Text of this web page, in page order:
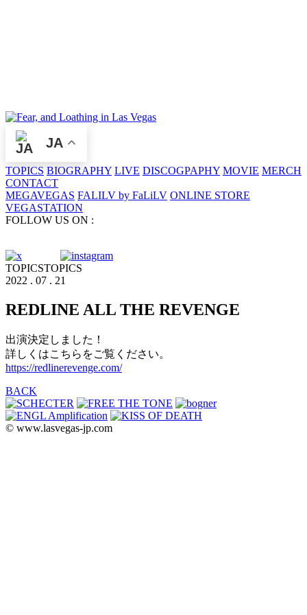
JA
TOPICS BIOGRAPHY LIVE DISCOGPAPHY MOVIE MERCH
CONTACT
MEGAVEGAS FALILV by FaLiLV ONLINE STORE
VEGASTATION
FOLLOW US ON :
TOPICSTOPICS
2022 . 07 . 21
REDLINE ALL THE REVENGE
出演決定しました！
詳しくはこちらをご覧ください。
https://redlinerevenge.com/
BACK
© www.lasvegas-jp.com